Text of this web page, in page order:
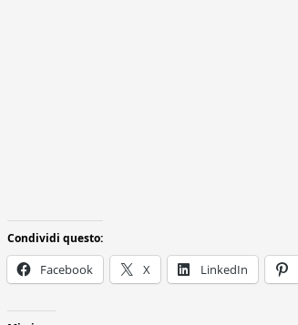
Condividi questo:
Facebook X LinkedIn